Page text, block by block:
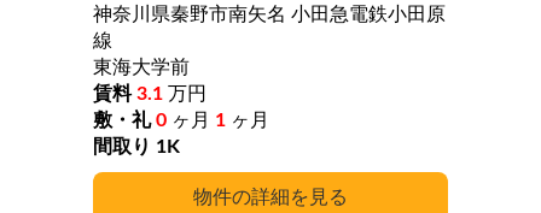
詳細
神奈川県秦野市南矢名 小田急電鉄小田原
線
東海大学前
3.1 万円
0 ヶ月 1 ヶ月
1K